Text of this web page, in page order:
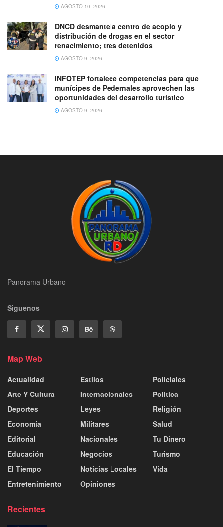
AGOSTO 10, 2026
DNCD desmantela centro de acopio y
distribución de drogas en el sector
renacimiento; tres detenidos
AGOSTO 9, 2026
INFOTEP fortalece competencias para que
munícipes de Pedernales aprovechen las
oportunidades del desarrollo turístico
AGOSTO 9, 2026
Panorama Urbano
Siguenos
Map Web
Actualidad
Arte Y Cultura
Deportes
Economía
Editorial
Educación
El Tiempo
Entretenimiento
Estilos
Internacionales
Leyes
Militares
Nacionales
Negocios
Noticias Locales
Opiniones
Policiales
Politica
Religión
Salud
Tu Dinero
Turismo
Vida
Recientes